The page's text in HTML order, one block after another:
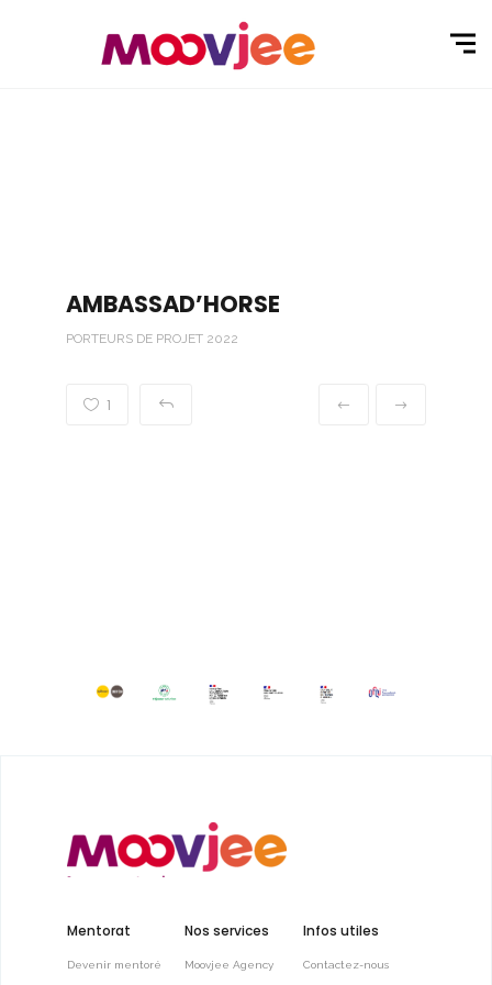
AMBASSAD’HORSE
PORTEURS DE PROJET 2022
1
Mentorat
Devenir mentoré
Nos services
Moovjee Agency
Infos utiles
Contactez-nous